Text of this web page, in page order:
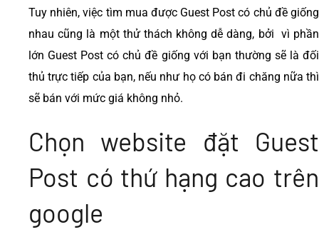
Tuy nhiên, việc tìm mua được Guest Post có chủ đề giống
nhau cũng là một thử thách không dễ dàng, bởi vì phần
lớn Guest Post có chủ đề giống với bạn thường sẽ là đối
thủ trực tiếp của bạn, nếu như họ có bán đi chăng nữa thì
sẽ bán với mức giá không nhỏ.
Chọn website đặt Guest
Post có thứ hạng cao trên
google